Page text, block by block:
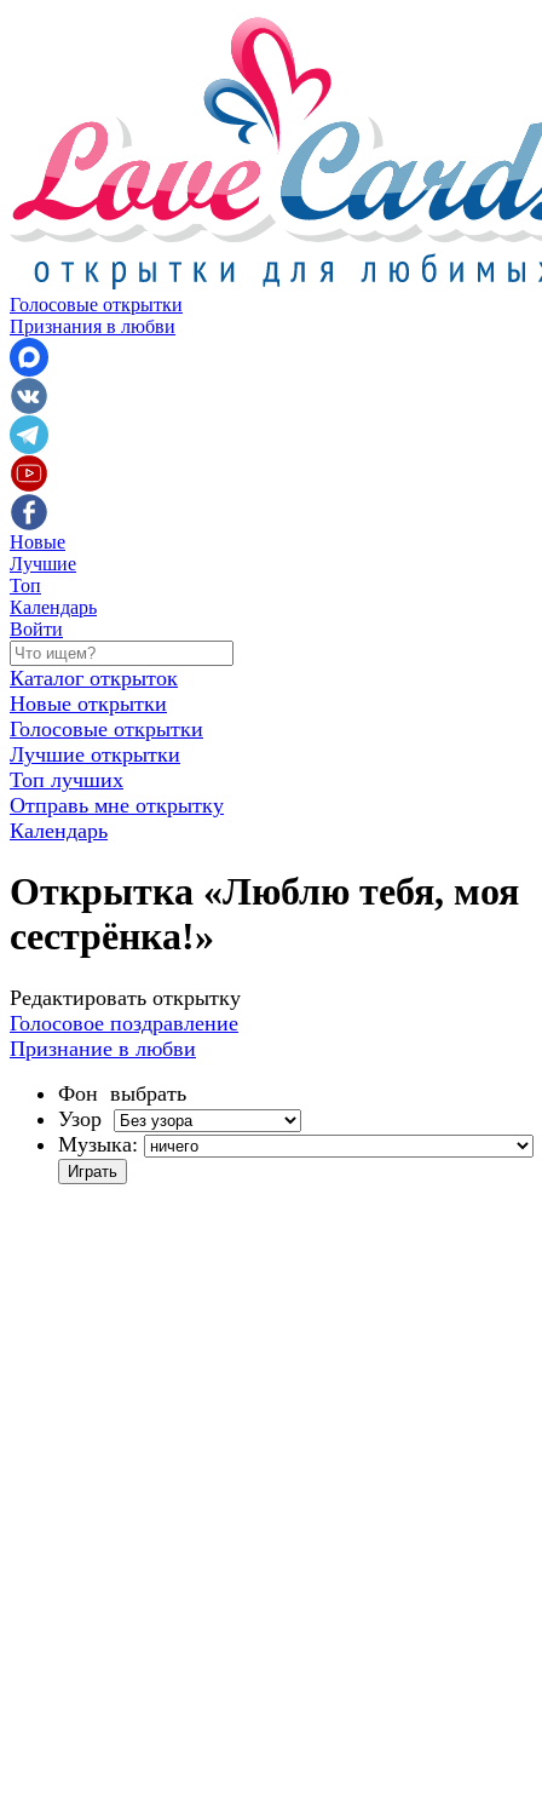
Голосовые открытки
Признания в любви
Новые
Лучшие
Топ
Календарь
Войти
Каталог открыток
Новые открытки
Голосовые открытки
Лучшие открытки
Топ лучших
Отправь мне открытку
Календарь
Открытка «Люблю тебя, моя
сестрёнка!»
Редактировать открытку
Голосовое поздравление
Признание в любви
Фон выбрать
Узор
Музыка: